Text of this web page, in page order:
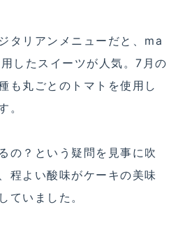
タリアンメニューだと、ma
したスイーツが人気。7月の
も丸ごとのトマトを使用し
。
の？という疑問を見事に吹
程よい酸味がケーキの美味
ていました。